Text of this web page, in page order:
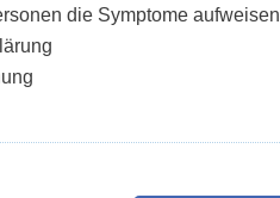
die Symptome aufweisen